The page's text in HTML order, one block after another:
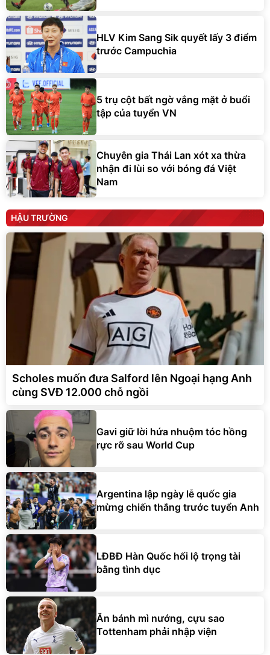
HLV Kim Sang Sik quyết lấy 3 điểm
trước Campuchia
5 trụ cột bất ngờ vắng mặt ở buổi
tập của tuyển VN
Chuyên gia Thái Lan xót xa thừa
nhận đi lùi so với bóng đá Việt
Nam
HẬU TRƯỜNG
Scholes muốn đưa Salford lên Ngoại hạng Anh
cùng SVĐ 12.000 chỗ ngồi
Gavi giữ lời hứa nhuộm tóc hồng
rực rỡ sau World Cup
Argentina lập ngày lễ quốc gia
mừng chiến thắng trước tuyển Anh
LĐBĐ Hàn Quốc hối lộ trọng tài
bằng tình dục
Ăn bánh mì nướng, cựu sao
Tottenham phải nhập viện